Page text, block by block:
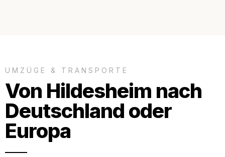
UMZÜGE & TRANSPORTE
Von Hildesheim nach
Deutschland oder
Europa